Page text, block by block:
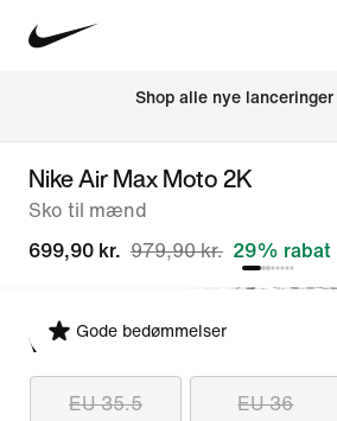
Shop alle nye lanceringer
Nike Air Max Moto 2K
Sko til mænd
699,90 kr. 979,90 kr. 29% rabat
Gode bedømmelser
Vælg størrelse
EU 35.5 EU 36